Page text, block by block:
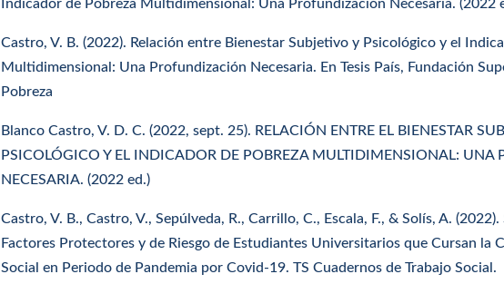
Indicador de Pobreza Multidimensional: Una Profundización Necesaria. (2022
Castro, V. B. (2022). Relación entre Bienestar Subjetivo y Psicológico y el
Multidimensional: Una Profundización Necesaria. En Tesis País, Fundación
Pobreza
Blanco Castro, V. D. C. (2022, sept. 25). RELACIÓN ENTRE EL BIENESTAR
PSICOLÓGICO Y EL INDICADOR DE POBREZA MULTIDIMENSIONAL: UNA
NECESARIA. (2022 ed.)
Castro, V. B., Castro, V., Sepúlveda, R., Carrillo, C., Escala, F., & Solís, A.
Factores Protectores y de Riesgo de Estudiantes Universitarios que Cursan la
Social en Periodo de Pandemia por Covid-19. TS Cuadernos de Trabajo Social.